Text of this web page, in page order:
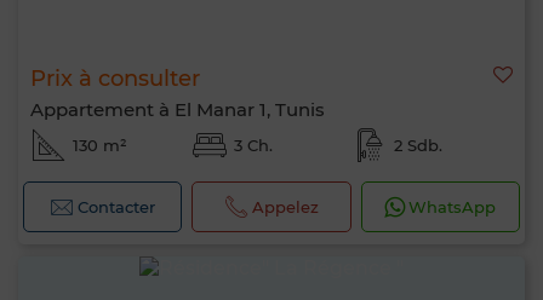
Prix à consulter
Appartement à El Manar 1, Tunis
130 m² 3 Ch. 2 Sdb.
Contacter Appelez WhatsApp